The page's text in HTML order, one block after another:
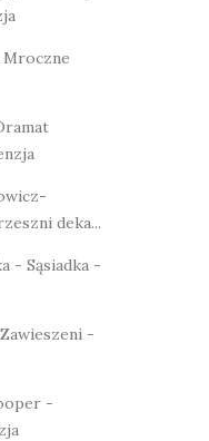
deka...
- Sąsiadka -
-
-